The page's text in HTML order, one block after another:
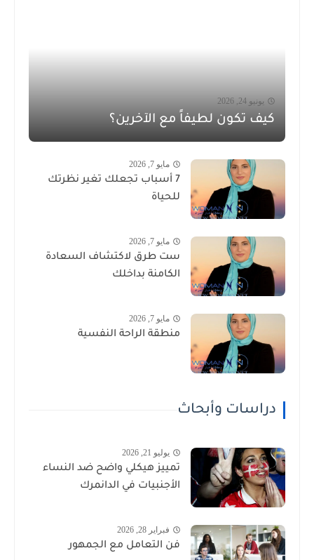
يونيو 24, 2026
كيف تكون لطيفاً مع الآخرين؟
مايو 7, 2026
7 أسباب تجعلك تغير نظرتك
للحياة
مايو 7, 2026
ست طرق لاكتشاف السعادة
الكامنة بداخلك
مايو 7, 2026
منطقة الراحة النفسية
دراسات وأبحاث
يوليو 21, 2026
تمييز هيكلي واضح ضد النساء
الأجنبيات في الدانمرك
فبراير 28, 2026
فن التعامل مع الجمهور